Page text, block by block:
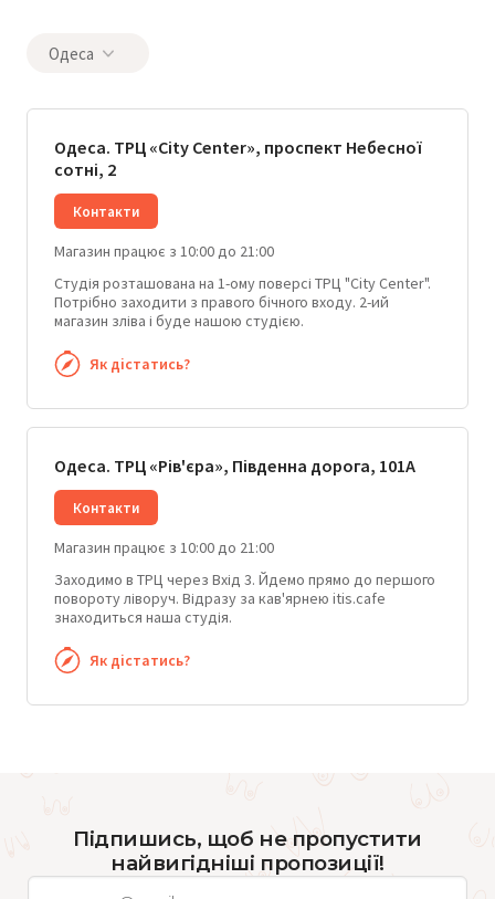
Одеса
Одеса. ТРЦ «City Center», проспект Небесної
сотні, 2
Контакти
Магазин працює з 10:00 до 21:00
Студія розташована на 1-ому поверсі ТРЦ "City Center".
Потрібно заходити з правого бічного входу. 2-ий
магазин зліва і буде нашою студією.
Як дістатись?
Одеса. ТРЦ «Рів'єра», Південна дорога, 101А
Контакти
Магазин працює з 10:00 до 21:00
Заходимо в ТРЦ через Вхід 3. Йдемо прямо до першого
повороту ліворуч. Відразу за кав'ярнею itis.cafe
знаходиться наша студія.
Як дістатись?
Підпишись, щоб не пропустити
найвигідніші пропозиції!